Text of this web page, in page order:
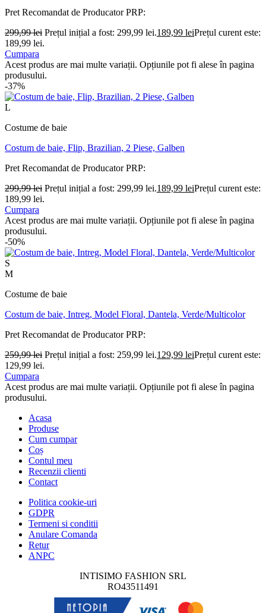
Pret Recomandat de ProducatorPRP:
299,99lei Prețul inițial a fost: 299,99 lei.189,99 leiPrețul curent este:
189,99 lei.
Cumpara
Acest produs are mai multe variații. Opțiunile pot fi alese în pagina
produsului.
-37%
L
Costume de baie
Costum de baie, Flip, Brazilian, 2 Piese, Galben
Pret Recomandat de ProducatorPRP:
299,99lei Prețul inițial a fost: 299,99 lei.189,99 leiPrețul curent este:
189,99 lei.
Cumpara
Acest produs are mai multe variații. Opțiunile pot fi alese în pagina
produsului.
-50%
S
M
Costume de baie
Costum de baie, Intreg, Model Floral, Dantela, Verde/Multicolor
Pret Recomandat de ProducatorPRP:
259,99lei Prețul inițial a fost: 259,99 lei.129,99 leiPrețul curent este:
129,99 lei.
Cumpara
Acest produs are mai multe variații. Opțiunile pot fi alese în pagina
produsului.
Acasa
Produse
Cum cumpar
Coș
Contul meu
Recenzii clienti
Contact
Politica cookie-uri
GDPR
Termeni si conditii
Anulare Comanda
Retur
ANPC
INTISIMO FASHION SRL
RO43511491